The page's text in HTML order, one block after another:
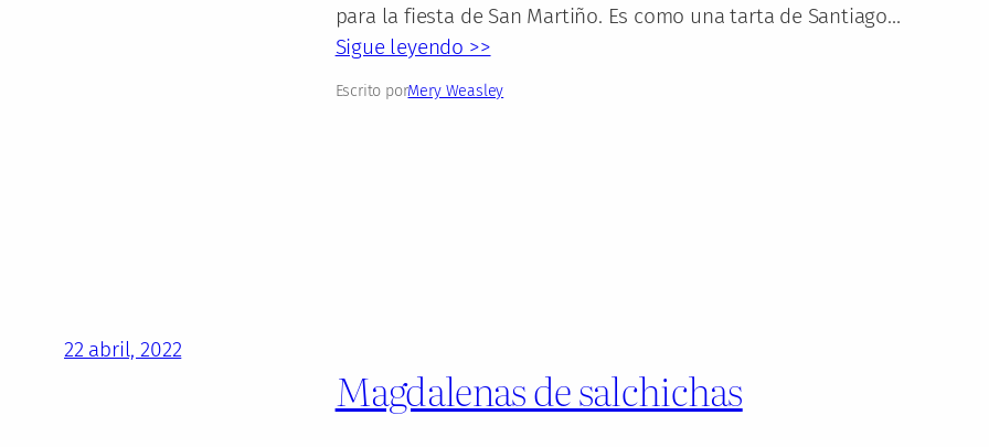
para la fiesta de San Martiño. Es como una tarta de Santiago…
Sigue leyendo >>
Escrito porMery Weasley
22 abril, 2022
Magdalenas de salchichas